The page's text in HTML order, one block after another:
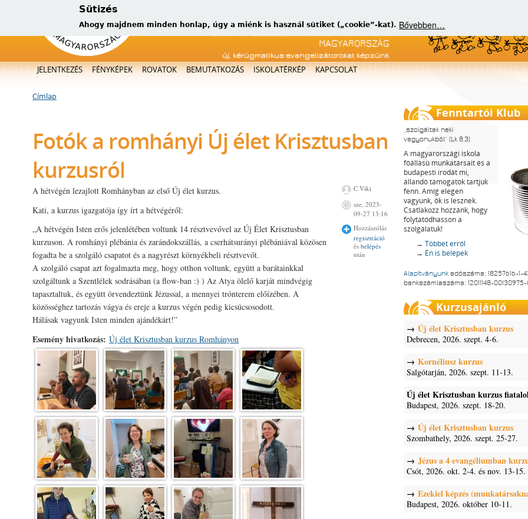
Sütizés
Ahogy majdnem minden honlap, úgy a miénk is használ sütiket („cookie”-kat). Bővebben…
új, kérügmatikus evangelizátorokat képzünk
Főmenü
JELENTKEZÉS FÉNYKÉPEK ROVATOK BEMUTATKOZÁS ISKOLATÉRKÉP KAPCSOLAT
Jelenlegi hely
Címlap
Fotók a romhányi Új élet Krisztusban
kurzusról
A hétvégén lezajlott Romhányban az első Új élet kurzus.
Kati, a kurzus igazgatója így írt a hétvégéről:
„A hétvégén Isten erős jelenlétében voltunk 14 résztvevővel az Új Élet Krisztusban
kurzuson. A romhányi plébánia és zarándokszállás, a cserhátsurányi plébániával közösen
fogadta be a szolgáló csapatot és a nagyrészt környékbeli résztvevőt.
A szolgáló csapat azt fogalmazta meg, hogy otthon voltunk, együtt a barátainkkal
szolgáltunk a Szentlélek sodrásában (a flow-ban :) ) Az Atya ölelő karját mindvégig
tapasztaltuk, és együtt örvendeztünk Jézussal, a mennyei trónterem előízében. A
közösséghez tartozás vágya és ereje a kurzus végén pedig kicsúcsosodott.
Hálásak vagyunk Isten minden ajándékárt!”
Esemény hivatkozás: Új élet Krisztusban kurzus Romhányon
C.Viki
sze, 2023-
09-27 13:16
Hozzászólás
regisztráció
és belépés
után
Fenntartói Klub
szolgáltak neki
vagyonukból
(Lk 8,3)
A magyarországi iskola
főállású munkatársait és a
budapesti irodát mi,
állandó támogatók tartjuk
fenn. Amíg elegen
vagyunk, ők is lesznek.
Csatlakozz hozzánk, hogy
folytatódhasson a
szolgálatuk!
→ Többet erről
→ Én is belépek
Alapítványunk adószáma: 18257616-1-
bankszámlaszáma: 12011148-
Kurzusajánló
Új élet Krisztusban kurzus
Debrecen, 2026. szept. 4-6.
Kornéliusz kurzus
Salgótarján, 2026. szept. 11-13.
Új élet Krisztusban kurzus
Budapest, 2026. szept. 18-20.
Új élet Krisztusban kurzus
Szombathely, 2026. szept. 25-27.
Jézus a 4 evangéliumban
Csót, 2026. okt. 2-4. és nov. 13-15.
Ezekiel képzés
Budapest, 2026. október 10-11.